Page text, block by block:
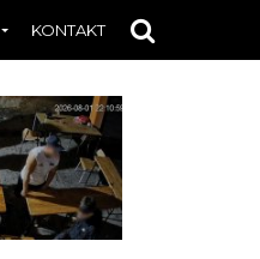
KONTAKT